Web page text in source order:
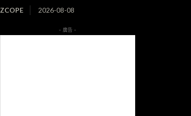
ZCOPE 2026-08-08
- 廣告 -